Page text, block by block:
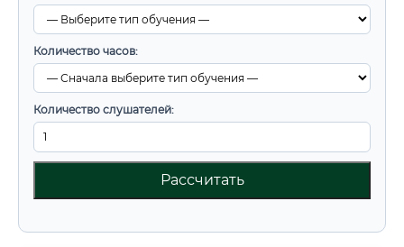
Количество часов:
Количество слушателей:
Рассчитать